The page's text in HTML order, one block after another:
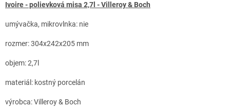
Ivoire - polievková misa 2,7l - Villeroy & Boch
umývačka, mikrovlnka: nie
rozmer: 304x242x205 mm
objem: 2,7l
materiál: kostný porcelán
výrobca: Villeroy & Boch